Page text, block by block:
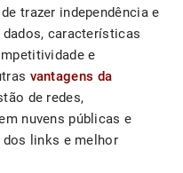
trazer independência e
características
e
vantagens da
de redes,
nuvens públicas e
dos links e melhor